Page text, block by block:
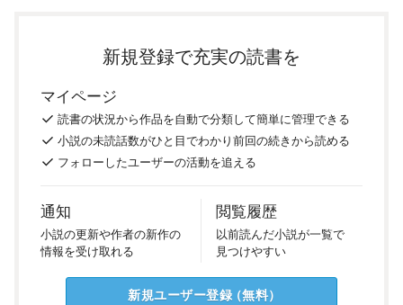
新規登録で充実の読書を
マイページ
読書の状況から作品を自動で分類して簡単に管理できる
小説の未読話数がひと目でわかり前回の続きから読める
フォローしたユーザーの活動を追える
通知
小説の更新や作者の新作の
情報を受け取れる
閲覧履歴
以前読んだ小説が一覧で
見つけやすい
新規ユーザー登録（無料）